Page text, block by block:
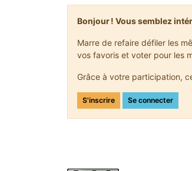
Bonjour ! Vous semblez
Marre de refaire défiler les
vos favoris et voter pour les
Grâce à votre participation,
S'inscrire Se connecter